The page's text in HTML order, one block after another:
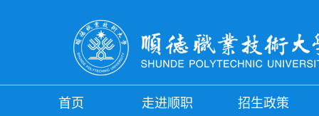
首页 走进顺职 招生政策